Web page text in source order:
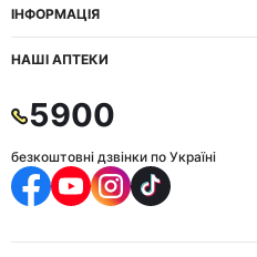
ІНФОРМАЦІЯ
НАШІ АПТЕКИ
5900
безкоштовні дзвінки по Україні